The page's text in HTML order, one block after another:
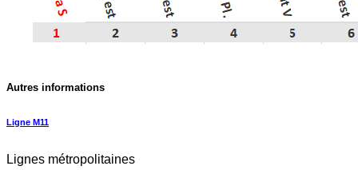
Autres informations
Ligne M11
Lignes métropolitaines